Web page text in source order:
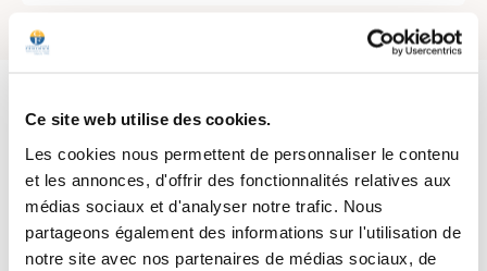
Ce site web utilise des cookies.
Les cookies nous permettent de personnaliser le contenu
et les annonces, d'offrir des fonctionnalités relatives aux
médias sociaux et d'analyser notre trafic. Nous
partageons également des informations sur l'utilisation de
notre site avec nos partenaires de médias sociaux, de
Basé sur802avis soumis à un
Voir tous les avis sur ce site